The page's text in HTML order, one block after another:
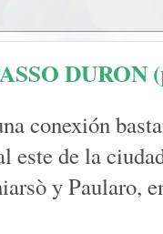
DURON
conexión
este de la
y Paularo,